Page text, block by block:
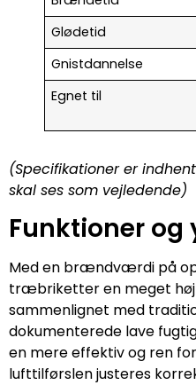
Glødetid
Gnistdannelse
Egnet til
(Specifikationer er
skal ses som vejledende)
Funktioner og
Med en brændværdi på
træbriketter en meget
sammenlignet med
dokumenterede lave
en mere effektiv og ren
lufttilførslen justeres